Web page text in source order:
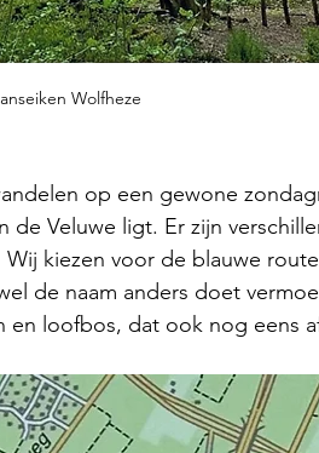
Wolfheze
op een gewone
de Veluwe ligt. Er zijn
Wij kiezen voor de blauwe
de naam anders doet
en loofbos, dat ook nog eens